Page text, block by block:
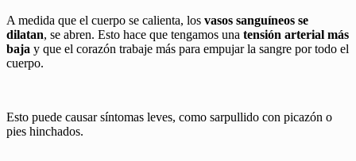
A medida que el cuerpo se calienta, los vasos sanguíneos se
dilatan, se abren. Esto hace que tengamos una tensión arterial más
baja y que el corazón trabaje más para empujar la sangre por todo el
cuerpo.
Esto puede causar síntomas leves, como sarpullido con picazón o
pies hinchados.